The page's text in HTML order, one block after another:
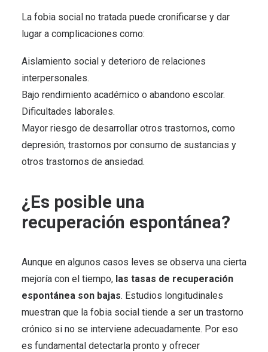
La fobia social no tratada puede cronificarse y dar
lugar a complicaciones como:
Aislamiento social y deterioro de relaciones
interpersonales.
Bajo rendimiento académico o abandono escolar.
Dificultades laborales.
Mayor riesgo de desarrollar otros trastornos, como
depresión, trastornos por consumo de sustancias y
otros trastornos de ansiedad.
¿Es posible una
recuperación espontánea?
Aunque en algunos casos leves se observa una cierta
mejoría con el tiempo, las tasas de recuperación
espontánea son bajas. Estudios longitudinales
muestran que la fobia social tiende a ser un trastorno
crónico si no se interviene adecuadamente. Por eso
es fundamental detectarla pronto y ofrecer